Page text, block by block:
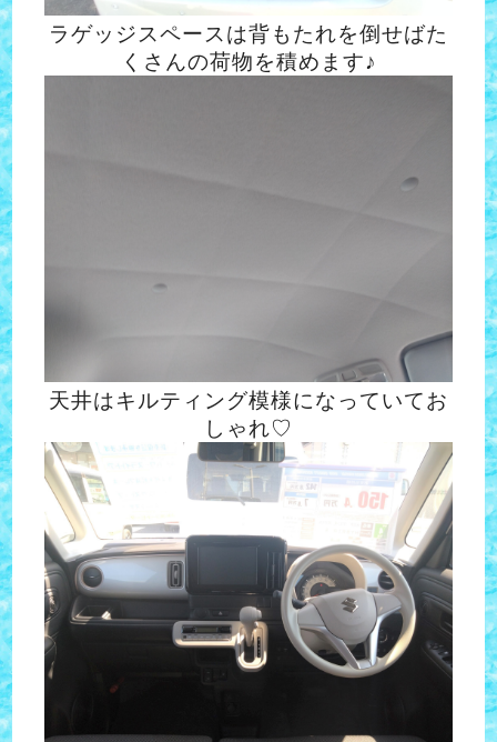
ラゲッジスペースは背もたれを倒せばた
くさんの荷物を積めます♪
天井はキルティング模様になっていてお
しゃれ♡